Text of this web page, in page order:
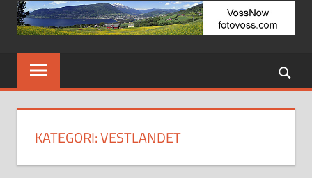
KATEGORI:VESTLANDET